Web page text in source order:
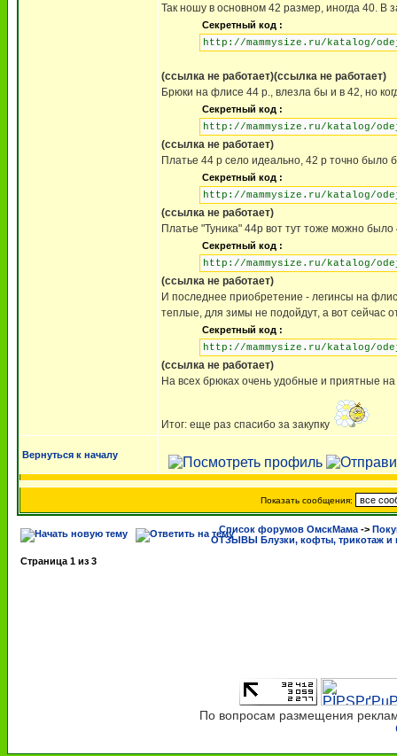
Так ношу в основном 42 размер, иногда 40. В
Секретный код :
http://mammysize.ru/katalog/
(ссылка не работает)(ссылка не работает)
Брюки на флисе 44 р., влезла бы и в 42, но
Секретный код :
http://mammysize.ru/katalog/
(ссылка не работает)
Платье 44 р село идеально, 42 р точно было
Секретный код :
http://mammysize.ru/katalog/
(ссылка не работает)
Платье "Туника" 44р вот тут тоже можно
Секретный код :
http://mammysize.ru/katalog/
(ссылка не работает)
И последнее приобретение - легинсы на
теплые, для зимы не подойдут, а вот сейчас
Секретный код :
http://mammysize.ru/katalog/
(ссылка не работает)
На всех брюках очень удобные и приятные
Итог: еще раз спасибо за закупку
Вернуться к началу
Показать сообщения:
Список форумов ОмскМама ->
ОТЗЫВЫ Блузки, кофты, трикотаж и
Страница 1 из 3
По вопросам размещения